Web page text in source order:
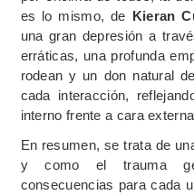
es lo mismo, de Kieran
una gran depresión a
erráticas, una profunda
rodean y un don natural
cada interacción,
interno frente a cara
En resumen, se trata de
y como el trauma
consecuencias para cada